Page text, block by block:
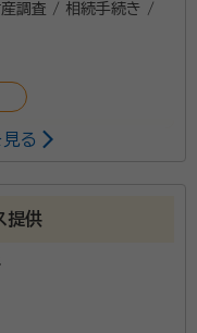
調査 / 相続手続き /
決致します。
る
提供